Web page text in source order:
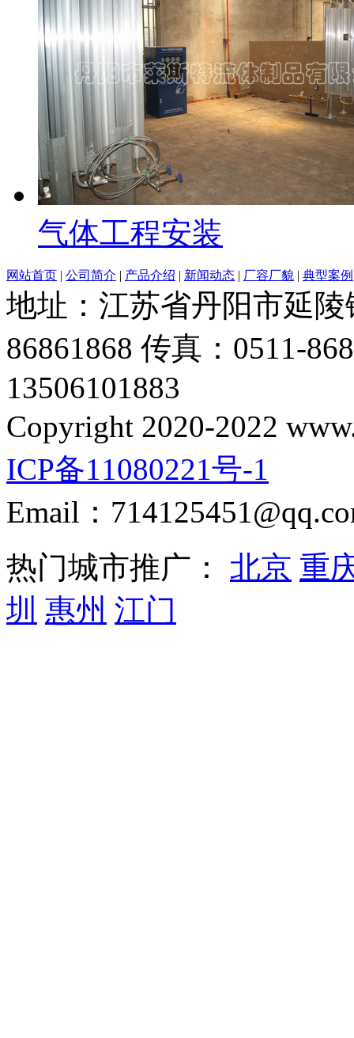
气体工程安装
网站首页 | 公司简介 | 产品介绍 | 新闻动态 | 厂容厂貌 | 典型案例
地址：江苏省丹阳市延
86861868 传真：0511-
13506101883
Copyright 2020-2022
ICP备11080221号-1
Email：
热门城市推广： 北京 重
圳 惠州 江门